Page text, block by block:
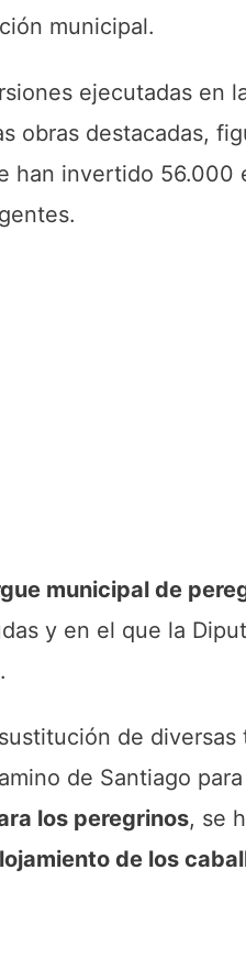
municipal.
ejecutadas en
obras destacadas,
han invertido 56.000
municipal de
y en el que la
de
de Santiago
los peregrinos, se
de los